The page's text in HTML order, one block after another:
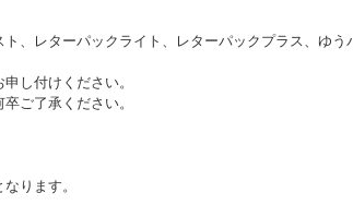
、レターパックライト、レターパックプラス、ゆう
し付けください。
ご了承ください。
ります。